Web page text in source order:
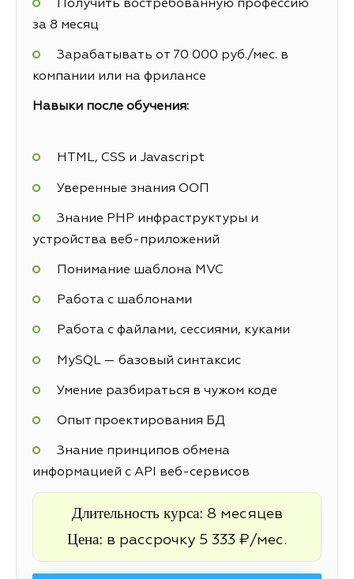
Получить востребованную профессию
за 8 месяц
Зарабатывать от 70 000 руб./мес. в
компании или на фрилансе
Навыки после обучения:
HTML, CSS и Javascript
Уверенные знания ООП
Знание PHP инфраструктуры и
устройства веб-приложений
Понимание шаблона MVC
Работа с шаблонами
Работа с файлами, сессиями, куками
MySQL — базовый синтаксис
Умение разбираться в чужом коде
Опыт проектирования БД
Знание принципов обмена
информацией с API веб-сервисов
Длительность курса: 8 месяцев
Цена: в рассрочку 5 333 ₽/мес.